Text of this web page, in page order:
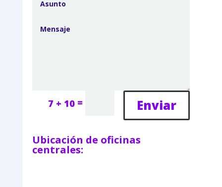
7 + 10 = Enviar
Ubicación de oficinas
centrales: